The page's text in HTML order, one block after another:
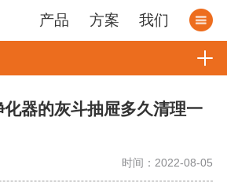
产品 方案 我们
器的灰斗抽屉多久清理一
时间：2022-08-05